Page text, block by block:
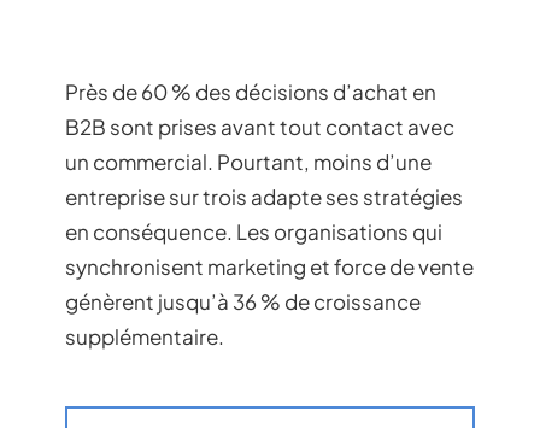
Près de 60 % des décisions d’achat en
B2B sont prises avant tout contact avec
un commercial. Pourtant, moins d’une
entreprise sur trois adapte ses stratégies
en conséquence. Les organisations qui
synchronisent marketing et force de vente
génèrent jusqu’à 36 % de croissance
supplémentaire.